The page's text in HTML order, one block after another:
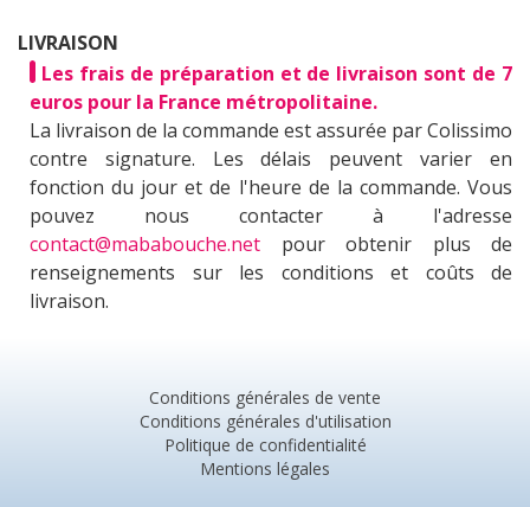
LIVRAISON
Les frais de préparation et de livraison sont de 7
euros pour la France métropolitaine.
La livraison de la commande est assurée par Colissimo
contre signature. Les délais peuvent varier en
fonction du jour et de l'heure de la commande. Vous
pouvez nous contacter à l'adresse
contact@mababouche.net pour obtenir plus de
renseignements sur les conditions et coûts de
livraison.
Conditions générales de vente
Conditions générales d'utilisation
Politique de confidentialité
Mentions légales